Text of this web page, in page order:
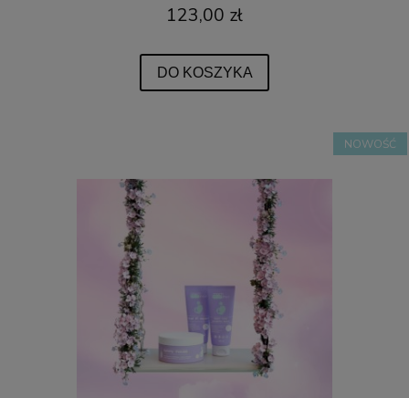
123,00 zł
DO KOSZYKA
NOWOŚĆ